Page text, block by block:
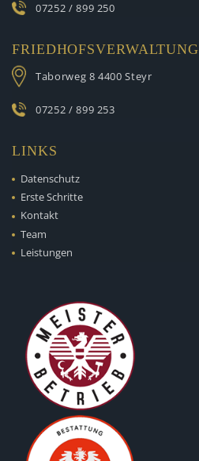
07252 / 899 250
FRIEDHOFSVERWALTUNG
Taborweg 8 4400 Steyr
07252 / 899 253
LINKS
Datenschutz
Erste Schritte
Kontakt
Team
Leistungen